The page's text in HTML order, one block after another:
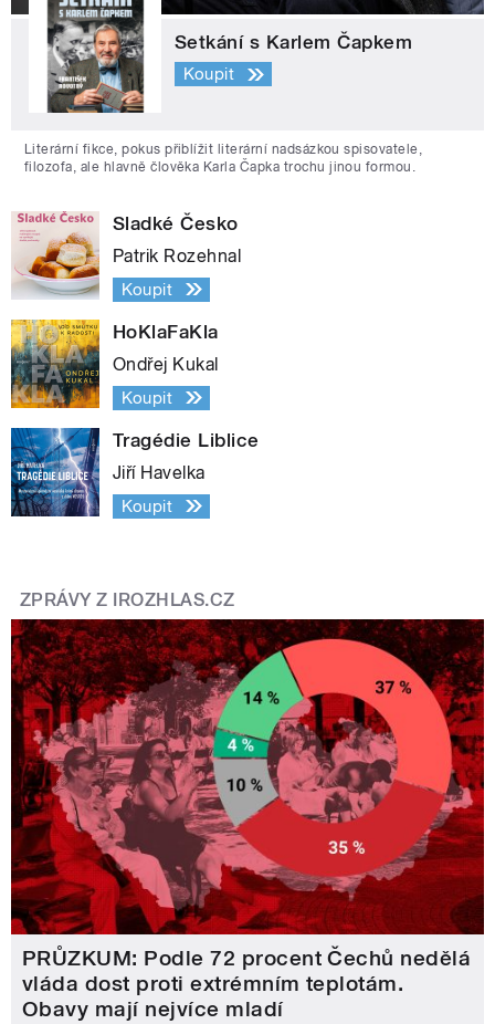
Setkání s Karlem Čapkem
Koupit
Literární fikce, pokus přiblížit literární nadsázkou spisovatele,
filozofa, ale hlavně člověka Karla Čapka trochu jinou formou.
Sladké Česko
Patrik Rozehnal
Koupit
HoKlaFaKla
Ondřej Kukal
Koupit
Tragédie Liblice
Jiří Havelka
Koupit
ZPRÁVY Z IROZHLAS.CZ
PRŮZKUM: Podle 72 procent Čechů nedělá
vláda dost proti extrémním teplotám.
Obavy mají nejvíce mladí